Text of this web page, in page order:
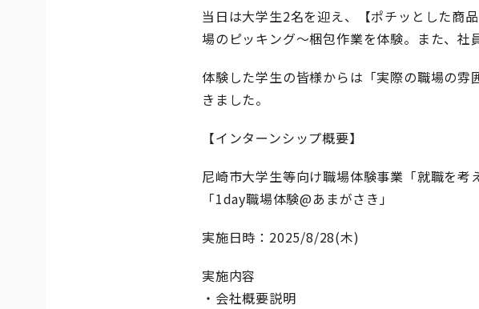
当日は大学生2名を迎え、【ポチッとした商
場のピッキング～梱包作業を体験。また、社
体験した学生の皆様からは「実際の職場の
きました。
【インターンシップ概要】
尼崎市大学生等向け職場体験事業「就職を考
「1day職場体験@あまがさき」
実施日時：2025/8/28(木)
実施内容
・会社概要説明